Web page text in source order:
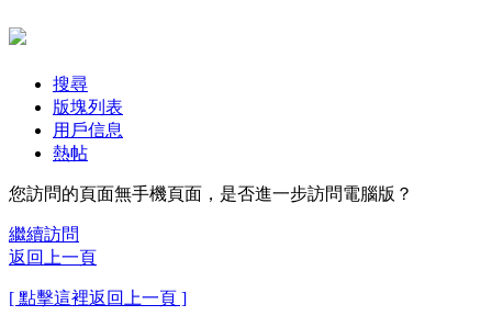
搜尋
版塊列表
用戶信息
熱帖
您訪問的頁面無手機頁面，是否進一步訪問電腦版？
繼續訪問
返回上一頁
[ 點擊這裡返回上一頁 ]